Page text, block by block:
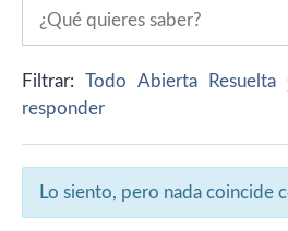
Filtrar: Todo Abierta Resuelta
responder
Lo siento, pero nada coincide